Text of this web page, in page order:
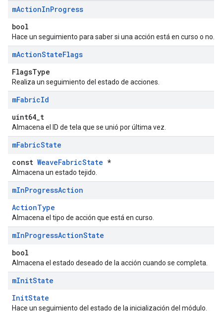
mActionInProgress
bool
Hace un seguimiento para saber si una acción está en curso o no.
mActionStateFlags
FlagsType
Realiza un seguimiento del estado de acciones.
mFabricId
uint64_t
Almacena el ID de tela que se unió por última vez.
mFabricState
const WeaveFabricState *
Almacena un estado tejido.
mInProgressAction
ActionType
Almacena el tipo de acción que está en curso.
mInProgressActionState
bool
Almacena el estado deseado de la acción cuando se completa.
mInitState
InitState
Hace un seguimiento del estado de la inicialización del módulo.